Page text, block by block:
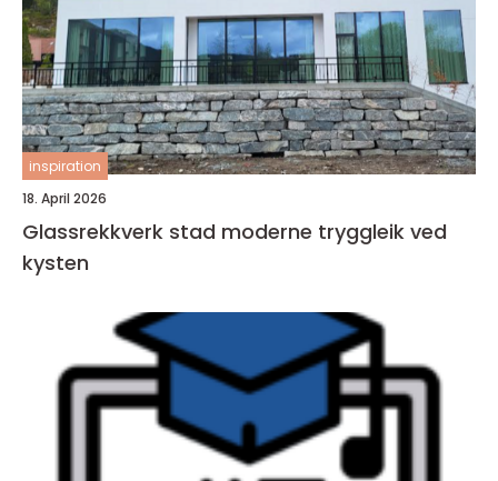
inspiration
18. April 2026
Glassrekkverk stad moderne tryggleik ved
kysten